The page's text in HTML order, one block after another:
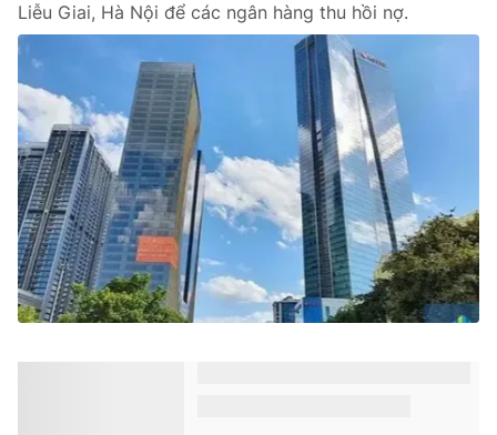
Liễu Giai, Hà Nội để các ngân hàng thu hồi nợ.